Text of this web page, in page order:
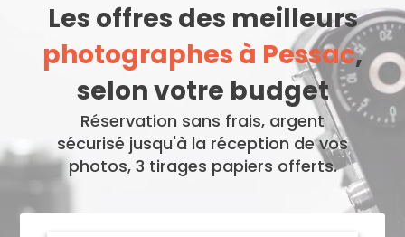
Les offres des meilleurs
photographes à Pessac,
selon votre budget
Réservation sans frais, argent
sécurisé jusqu'à la réception de vos
photos, 3 tirages papiers offerts.